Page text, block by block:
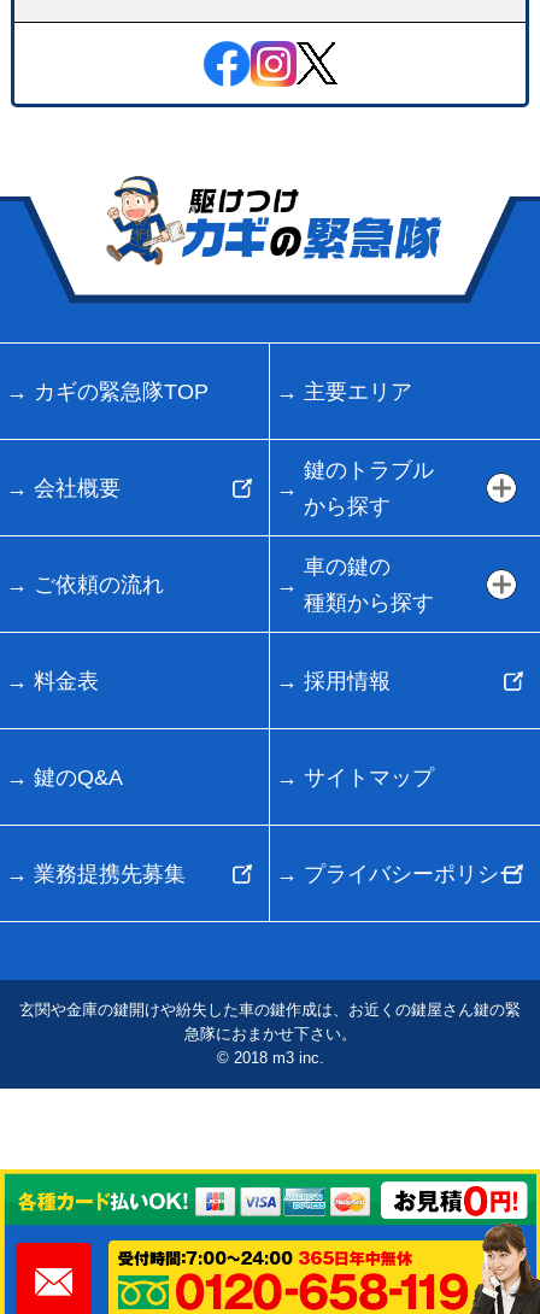
カギの緊急隊TOP 主要エリア
会社概要
鍵のトラブル
から探す
ご依頼の流れ
車の鍵の
種類から探す
料金表 採用情報
鍵のQ&A サイトマップ
業務提携先募集 プライバシーポリシー
玄関や金庫の鍵開けや紛失した車の鍵作成は、お近くの鍵屋さん鍵の緊
急隊におまかせ下さい。
© 2018 m3 inc.